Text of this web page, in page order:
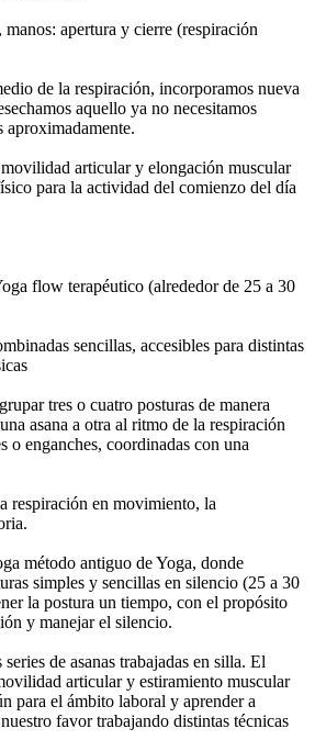
manos: apertura y cierre (respiración
de la respiración, incorporamos nueva
aquello ya no necesitamos
aproximadamente.
articular y elongación muscular
para la actividad del comienzo del día
flow terapéutico (alrededor de 25 a 30
sencillas, accesibles para distintas
tres o cuatro posturas de manera
asana a otra al ritmo de la respiración
o enganches, coordinadas con una
respiración en movimiento, la
método antiguo de Yoga, donde
simples y sencillas en silencio (25 a 30
la postura un tiempo, con el propósito
y manejar el silencio.
de asanas trabajadas en silla. El
articular y estiramiento muscular
para el ámbito laboral y aprender a
favor trabajando distintas técnicas